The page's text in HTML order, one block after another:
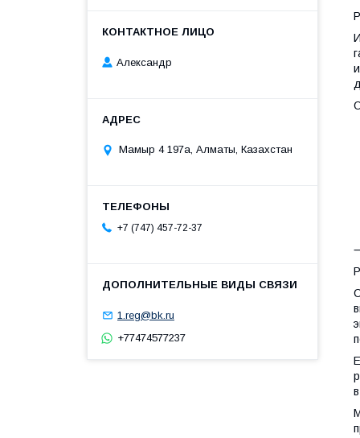
Александр
Мамыр 4 197а, Алматы, Казахстан
+7 (747) 457-72-37
1.reg@bk.ru
+77474577237